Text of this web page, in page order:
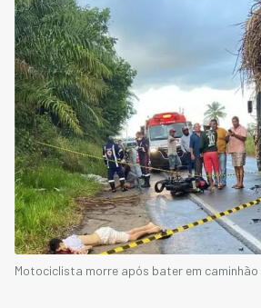
Motociclista morre após bater em caminhão